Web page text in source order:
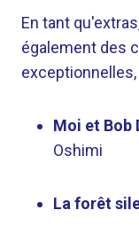
En tant
également des
Moi et Bob
Oshimi
La forêt